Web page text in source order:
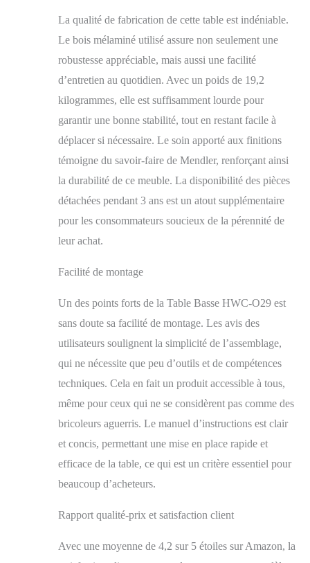
La qualité de fabrication de cette table est indéniable.
Le bois mélaminé utilisé assure non seulement une
robustesse appréciable, mais aussi une facilité
d’entretien au quotidien. Avec un poids de 19,2
kilogrammes, elle est suffisamment lourde pour
garantir une bonne stabilité, tout en restant facile à
déplacer si nécessaire. Le soin apporté aux finitions
témoigne du savoir-faire de Mendler, renforçant ainsi
la durabilité de ce meuble. La disponibilité des pièces
détachées pendant 3 ans est un atout supplémentaire
pour les consommateurs soucieux de la pérennité de
leur achat.
Facilité de montage
Un des points forts de la Table Basse HWC-O29 est
sans doute sa facilité de montage. Les avis des
utilisateurs soulignent la simplicité de l’assemblage,
qui ne nécessite que peu d’outils et de compétences
techniques. Cela en fait un produit accessible à tous,
même pour ceux qui ne se considèrent pas comme des
bricoleurs aguerris. Le manuel d’instructions est clair
et concis, permettant une mise en place rapide et
efficace de la table, ce qui est un critère essentiel pour
beaucoup d’acheteurs.
Rapport qualité-prix et satisfaction client
Avec une moyenne de 4,2 sur 5 étoiles sur Amazon, la